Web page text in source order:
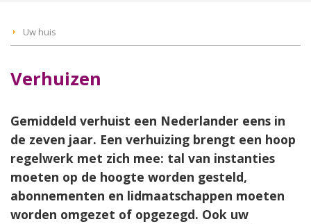
Uw huis
Verhuizen
Gemiddeld verhuist een Nederlander eens in
de zeven jaar. Een verhuizing brengt een hoop
regelwerk met zich mee: tal van instanties
moeten op de hoogte worden gesteld,
abonnementen en lidmaatschappen moeten
worden omgezet of opgezegd. Ook uw